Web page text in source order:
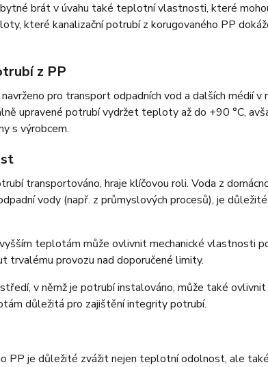
brát v úvahu také teplotní vlastnosti, které
které kanalizační potrubí z korugovaného PP
z PP
pro transport odpadních vod a dalších médií
upravené potrubí vydržet teploty až do +90 °C,
s výrobcem.
transportováno, hraje klíčovou roli. Voda z
vody (např. z průmyslových procesů), je
teplotám může ovlivnit mechanické vlastnosti
trvalému provozu nad doporučené limity.
v němž je potrubí instalováno, může také ovlivnit
důležitá pro zajištění integrity potrubí.
PP je důležité zvážit nejen teplotní odolnost, ale